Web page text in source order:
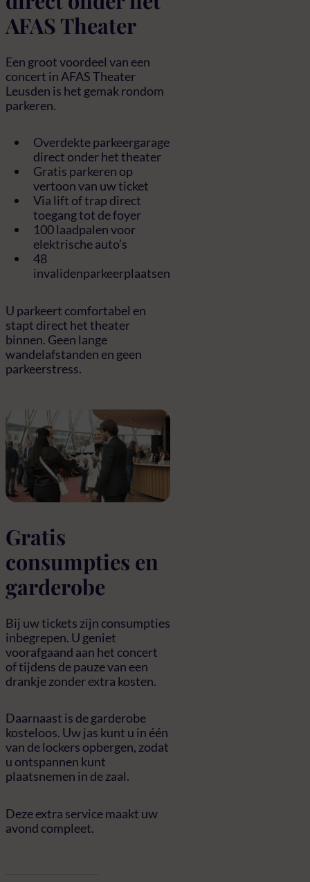
AFAS Theater
Een groot voordeel van een
concert in AFAS Theater
Leusden is het gemak rondom
parkeren.
Overdekte parkeergarage
direct onder het theater
Gratis parkeren op
vertoon van uw ticket
Via lift of trap direct
toegang tot de foyer
100 laadpalen voor
elektrische auto’s
48
invalidenparkeerplaatsen
U parkeert comfortabel en
stapt direct het theater
binnen. Geen lange
wandelafstanden en geen
parkeerstress.
Gratis
consumpties en
garderobe
Bij uw tickets zijn consumpties
inbegrepen. U geniet
voorafgaand aan het concert
of tijdens de pauze van een
drankje zonder extra kosten.
Daarnaast is de garderobe
kosteloos. Uw jas kunt u in één
van de lockers opbergen, zodat
u ontspannen kunt
plaatsnemen in de zaal.
Deze extra service maakt uw
avond compleet.